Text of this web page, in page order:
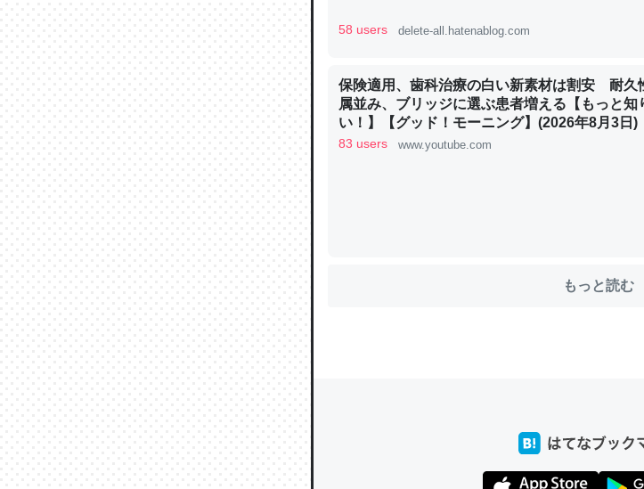
─ニュース :: 【研究発表】昆虫学の大問題＝「昆虫はなぜ海
ウチもEchoを実家に置いて４年。でたまに覗いて
中。あと、Googleマップで位置情報を共有してる
─たまにLINEするくらいだった遠方の父67歳と僕。ITツー
58 users delete-all.hatenablog.com
保険適用、歯科治療の白い新素材は割安 耐久
属並み、ブリッジに選ぶ患者増える【もっと知
い！】【グッド！モーニング】(2026年8月3日)
83 users www.youtube.com
もっと読む